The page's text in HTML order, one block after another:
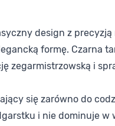
design z
formę. Czarna
zegarmistrzowską i
się zarówno do
i nie dominuje